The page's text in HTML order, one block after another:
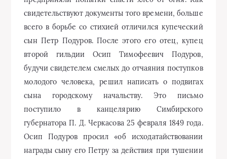
свидетельствуют документы того времени, больше
всего в борьбе со стихией отличился купеческий
сын Петр Подуров. После этого его отец, купец
второй гильдии Осип Тимофеевич Подуров,
будучи свидетелем смелых до отчаяния поступков
молодого человека, решил написать о подвигах
сына городскому начальству. Это письмо
поступило в канцелярию Симбирского
губернатора П. Д. Черкасова 25 февраля 1849 года.
Осип Подуров просил «об исходатайствовании
награды сыну его Петру за действия при тушении